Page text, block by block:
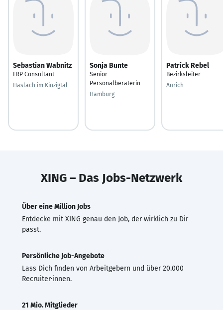
Sebastian Wabnitz
ERP Consultant
Haslach im Kinzigtal
Sonja Bunte
Senior
Personalberaterin
Hamburg
Patrick Rebel
Bezirksleiter
Aurich
XING – Das Jobs-Netzwerk
Über eine Million Jobs
Entdecke mit XING genau den Job, der wirklich zu Dir
passt.
Persönliche Job-Angebote
Lass Dich finden von Arbeitgebern und über 20.000
Recruiter·innen.
21 Mio. Mitglieder